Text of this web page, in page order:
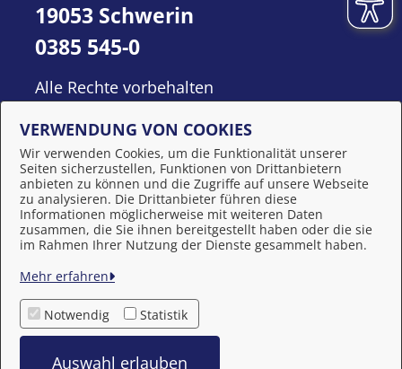
Behördennummer 115
19053 Schwerin
0385 545-0
Alle Rechte vorbehalten
Impressum
Datenschutzerklärung
VERWENDUNG VON COOKIES
Wir verwenden Cookies, um die Funktionalität unserer
Seiten sicherzustellen, Funktionen von Drittanbietern
anbieten zu können und die Zugriffe auf unsere Webseite
zu analysieren. Die Drittanbieter führen diese
Informationen möglicherweise mit weiteren Daten
zusammen, die Sie ihnen bereitgestellt haben oder die sie
im Rahmen Ihrer Nutzung der Dienste gesammelt haben.
Mehr erfahren
Notwendig Statistik
Auswahl erlauben